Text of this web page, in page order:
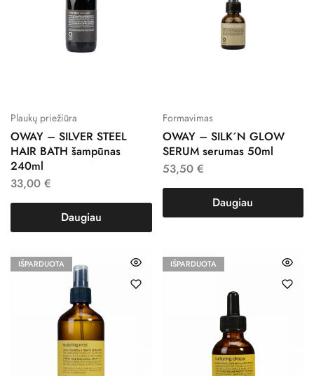
Plaukų priežiūra
OWAY – SILVER STEEL
HAIR BATH šampūnas
240ml
33,00 €
Daugiau
Formavimas
OWAY – SILK´N GLOW
SERUM serumas 50ml
53,50 €
Daugiau
IŠPARDUOTA IŠPARDUOTA